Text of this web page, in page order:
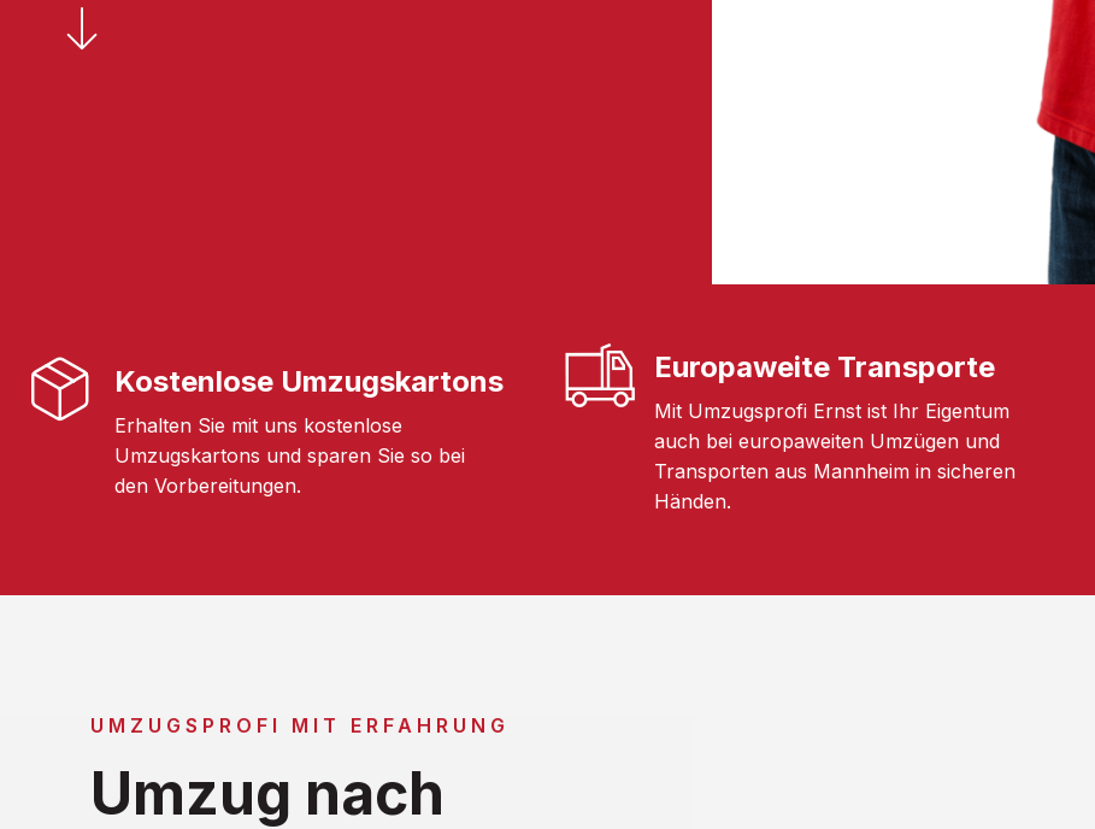
Kostenlose Umzugskartons
Erhalten Sie mit uns kostenlose
Umzugskartons und sparen Sie so bei
den Vorbereitungen.
Europaweite Transporte
Mit Umzugsprofi Ernst ist Ihr Eigentum
auch bei europaweiten Umzügen und
Transporten aus Mannheim in sicheren
Händen.
UMZUGSPROFI MIT ERFAHRUNG
Umzug nach